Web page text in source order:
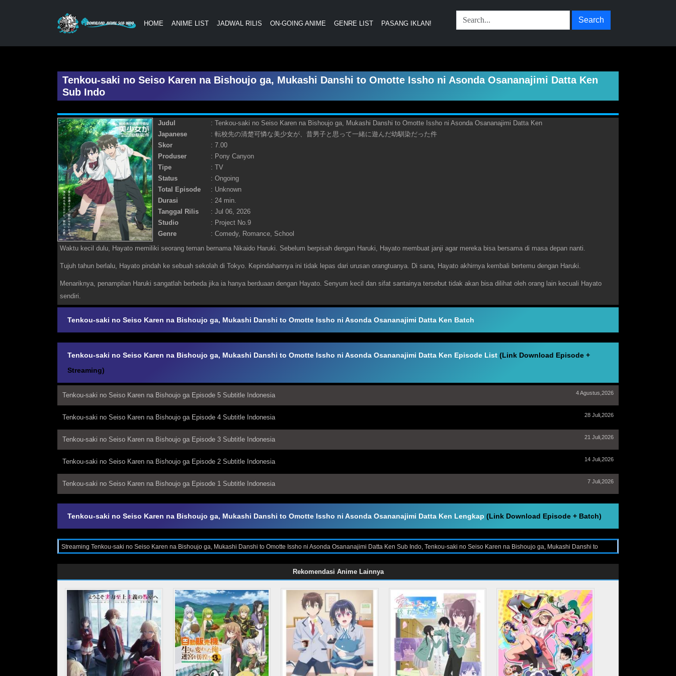
HOME ANIME LIST JADWAL RILIS ON-GOING ANIME GENRE LIST PASANG IKLAN! Search
Tenkou-saki no Seiso Karen na Bishoujo ga, Mukashi Danshi to Omotte Issho ni Asonda Osananajimi Datta Ken
Sub Indo
Judul
: Tenkou-saki no Seiso Karen na Bishoujo ga, Mukashi Danshi to Omotte Issho ni Asonda Osananajimi Datta Ken
Japanese
: 転校先の清楚可憐な美少女が、昔男子と思って一緒に遊んだ幼馴染だった件
Skor
: 7.00
Produser
: Pony Canyon
Tipe
: TV
Status
: Ongoing
Total Episode
: Unknown
Durasi
: 24 min.
Tanggal Rilis
: Jul 06, 2026
Studio
: Project No.9
Genre
: Comedy, Romance, School
Waktu kecil dulu, Hayato memiliki seorang teman bernama Nikaido Haruki. Sebelum berpisah dengan Haruki, Hayato membuat janji agar mereka bisa bersama di masa depan nanti.
Tujuh tahun berlalu, Hayato pindah ke sebuah sekolah di Tokyo. Kepindahannya ini tidak lepas dari urusan orangtuanya. Di sana, Hayato akhirnya kembali bertemu dengan Haruki.
Menariknya, penampilan Haruki sangatlah berbeda jika ia hanya berduaan dengan Hayato. Senyum kecil dan sifat santainya tersebut tidak akan bisa dilihat oleh orang lain kecuali Hayato
sendiri.
Tenkou-saki no Seiso Karen na Bishoujo ga, Mukashi Danshi to Omotte Issho ni Asonda Osananajimi Datta Ken Batch
Tenkou-saki no Seiso Karen na Bishoujo ga, Mukashi Danshi to Omotte Issho ni Asonda Osananajimi Datta Ken Episode List (Link Download Episode +
Streaming)
Tenkou-saki no Seiso Karen na Bishoujo ga Episode 5 Subtitle Indonesia 4 Agustus,2026
Tenkou-saki no Seiso Karen na Bishoujo ga Episode 4 Subtitle Indonesia 28 Juli,2026
Tenkou-saki no Seiso Karen na Bishoujo ga Episode 3 Subtitle Indonesia 21 Juli,2026
Tenkou-saki no Seiso Karen na Bishoujo ga Episode 2 Subtitle Indonesia 14 Juli,2026
Tenkou-saki no Seiso Karen na Bishoujo ga Episode 1 Subtitle Indonesia 7 Juli,2026
Tenkou-saki no Seiso Karen na Bishoujo ga, Mukashi Danshi to Omotte Issho ni Asonda Osananajimi Datta Ken Lengkap (Link Download Episode + Batch)
Streaming Tenkou-saki no Seiso Karen na Bishoujo ga, Mukashi Danshi to Omotte Issho ni Asonda Osananajimi Datta Ken Sub Indo, Tenkou-saki no Seiso Karen na Bishoujo ga, Mukashi Danshi to
Omotte Issho ni Asonda Osananajimi Datta Ken resolusi 240p 360p 480p 720p format Mp4 dan Mkv Sub Indo, Download Tenkou-saki no Seiso Karen na Bishoujo ga, Mukashi Danshi to Omotte Issho ni
Asonda Osananajimi Datta Ken Sub Indo, Nonton Tenkou-saki no Seiso Karen na Bishoujo ga, Mukashi Danshi to Omotte Issho ni Asonda Osananajimi Datta Ken, Download dan Streaming Tenkou-saki
no Seiso Karen na Bishoujo ga, Mukashi Danshi to Omotte Issho ni Asonda Osananajimi Datta Ken Subtitle Indonesia, Tenkou-saki no Seiso Karen na Bishoujo ga, Mukashi Danshi to Omotte Issho ni
Asonda Osananajimi Datta Ken Episode 1 - Unknown (End) Sub Indo, Tenkou-saki no Seiso Karen na Bishoujo ga, Mukashi Danshi to Omotte Issho ni Asonda Osananajimi Datta Ken Subtitle Indonesia
Rekomendasi Anime Lainnya